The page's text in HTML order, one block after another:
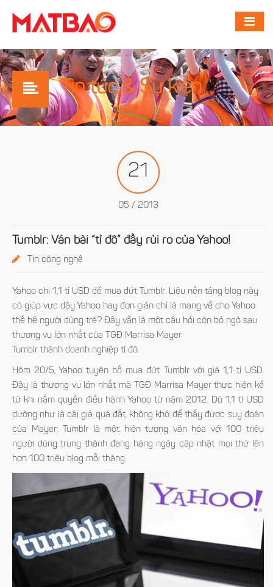
Tin tức & Sự kiện
21
05 / 2013
Tumblr: Ván bài “tỉ đô” đầy rủi ro của Yahoo!
Tin công nghệ
Yahoo chi 1,1 tỉ USD để mua đứt Tumblr. Liệu nền tảng blog này
có giúp vực dậy Yahoo hay đơn giản chỉ là mang về cho Yahoo
thế hệ người dùng trẻ? Đây vẫn là một câu hỏi còn bỏ ngỏ sau
thương vụ lớn nhất của TGĐ Marrisa Mayer
Tumblr thành doanh nghiệp tỉ đô
Hôm 20/5, Yahoo tuyên bố mua đứt Tumblr với giá 1,1 tỉ USD.
Đây là thương vụ lớn nhất mà TGĐ Marrisa Mayer thực hiện kể
từ khi nắm quyền điều hành Yahoo từ năm 2012. Dù 1,1 tỉ USD
dường như là cái giá quá đắt, không khó để thấy được suy đoán
của Mayer: Tumblr là một hiện tượng văn hóa với 100 triệu
người dùng trung thành đang hàng ngày cập nhật mọi thứ lên
hơn 100 triệu blog mỗi tháng.